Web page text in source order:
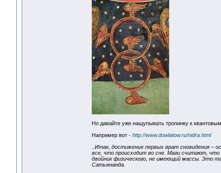
Но давайте уже нащупывать тропинку к
Например вот - http://www.dowlatow.ru/nidra.html
..Итак, достижение первых врат сновидения –
все, что происходит во сне. Маги считают,
двойник физического, не имеющий массы. Это
Сатьянанда.